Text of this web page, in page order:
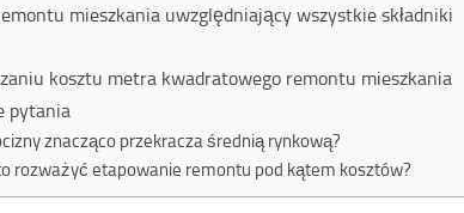
mieszkania uwzględniający wszystkie składniki
kosztu metra kwadratowego remontu mieszkania
pytania
znacząco przekracza średnią rynkową?
rozważyć etapowanie remontu pod kątem kosztów?